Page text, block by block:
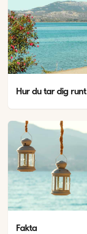
Hur du tar dig runt
Fakta